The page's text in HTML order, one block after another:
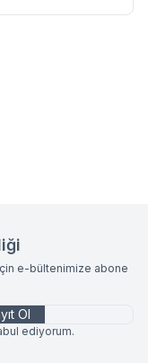
e-bültenimize abone
Ol
ediyorum.